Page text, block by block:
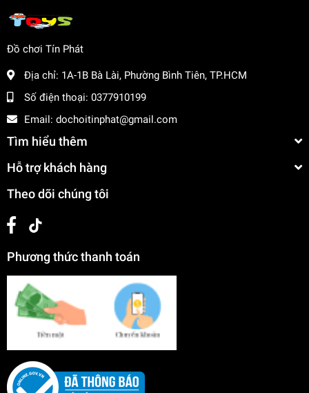
Đồ chơi Tín Phát
Địa chỉ: 1A-1B Bà Lài, Phường Bình Tiên, TP.HCM
Số điện thoại: 0377910199
Email: dochoitinphat@gmail.com
Tìm hiểu thêm
Hỗ trợ khách hàng
Theo dõi chúng tôi
Phương thức thanh toán